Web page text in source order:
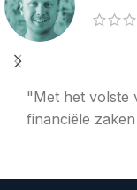
"Met het volste
financiële